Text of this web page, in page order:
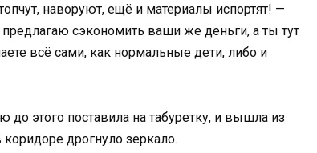
наворуют, ещё и материалы испортят! —
сэкономить ваши же деньги, а ты тут
всё сами, как нормальные дети, либо и
этого поставила на табуретку, и вышла из
дрогнуло зеркало.